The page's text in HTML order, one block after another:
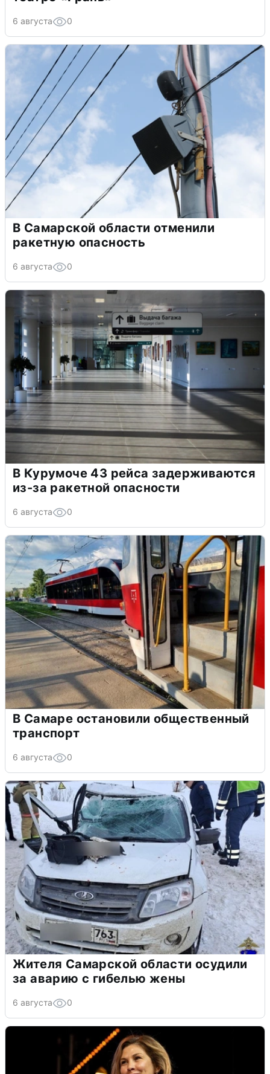
6 августа 0
В Самарской области отменили
ракетную опасность
6 августа 0
В Курумоче 43 рейса задерживаются
из-за ракетной опасности
6 августа 0
В Самаре остановили общественный
транспорт
6 августа 0
Жителя Самарской области осудили
за аварию с гибелью жены
6 августа 0